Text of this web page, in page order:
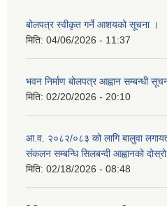
बोलपत्र स्वीकृत गर्ने आशयको सूचना ।
मिति: 04/06/2026 - 11:37
भवन निर्माण बोलपत्र आह्वान सम्बन्धी
मिति: 02/20/2026 - 20:10
आ.व. २०८२/०८३ को लागि बालुवा
संकलन सम्बन्धि सिलबन्दी आह्वानको
मिति: 02/18/2026 - 08:48